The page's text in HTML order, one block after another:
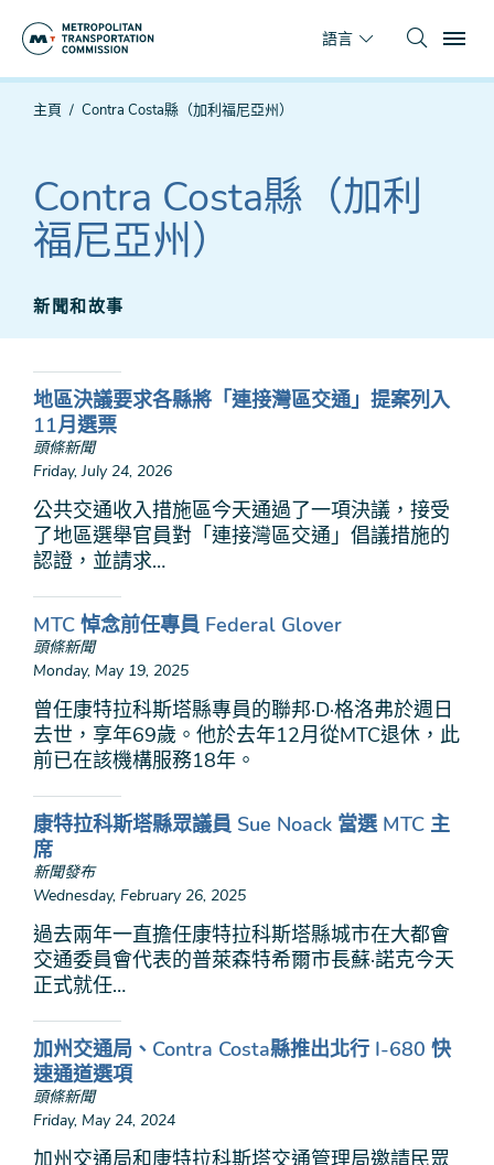
語言
你
主頁 Contra Costa縣（加利福尼亞州）
Contra Costa縣（加利
福尼亞州）
新聞和故事
地區決議要求各縣將「連接灣區交通」提案列入
11月選票
頭條新聞
Friday, July 24, 2026
公共交通收入措施區今天通過了一項決議，接受
了地區選舉官員對「連接灣區交通」倡議措施的
認證，並請求…
MTC 悼念前任專員 Federal Glover
頭條新聞
Monday, May 19, 2025
曾任康特拉科斯塔縣專員的聯邦·D·格洛弗於週日
去世，享年69歲。他於去年12月從MTC退休，此
前已在該機構服務18年。
康特拉科斯塔縣眾議員 Sue Noack 當選 MTC 主
席
新聞發布
Wednesday, February 26, 2025
過去兩年一直擔任康特拉科斯塔縣城市在大都會
交通委員會代表的普萊森特希爾市長蘇·諾克今天
正式就任…
加州交通局、Contra Costa縣推出北行 I-680 快
速通道選項
頭條新聞
Friday, May 24, 2024
加州交通局和康特拉科斯塔交通管理局邀請民眾